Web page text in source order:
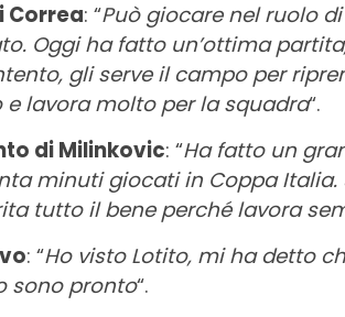
Correa: “Può giocare nel ruolo
Oggi ha fatto un’ottima
gli serve il campo per
e lavora molto per la squadra“.
di Milinkovic: “Ha fatto un
minuti giocati in Coppa
tutto il bene perché lavora
: “Ho visto Lotito, mi ha detto
sono pronto“.